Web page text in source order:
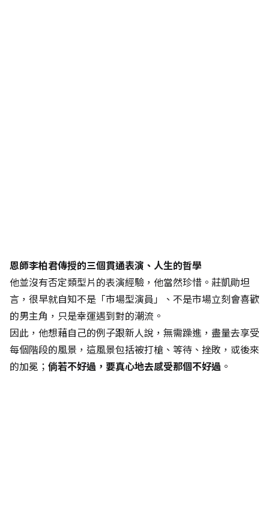
恩師李柏君傳授的三個貫通表演、人生的哲學
他並沒有否定類型片的表演經驗，他當然珍惜。莊凱勛坦
言，很早就自知不是「市場型演員」、不是市場立刻會喜歡
的男主角，只是幸運遇到對的潮流。
因此，他想藉自己的例子跟新人說，無需躁進，盡量去享受
每個階段的風景，這風景包括被打槍、等待、挫敗，或後來
的加冕； 倘若不好過，要真心地去感受那個不好過 。